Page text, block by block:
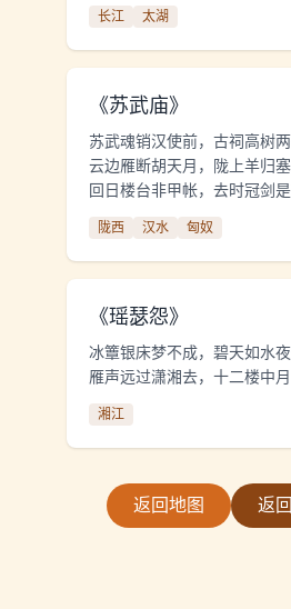
谁解乘舟寻范蠡，五湖烟水独
长江 太湖
《苏武庙》
苏武魂销汉使前，古祠高树两
云边雁断胡天月，陇上羊归塞
回日楼台非甲帐，去时冠剑是
茂陵不见封侯印，空向秋波哭
陇西 汉水 匈奴
《瑶瑟怨》
冰簟银床梦不成，碧天如水夜
雁声远过潇湘去，十二楼中月
湘江
返回地图 返